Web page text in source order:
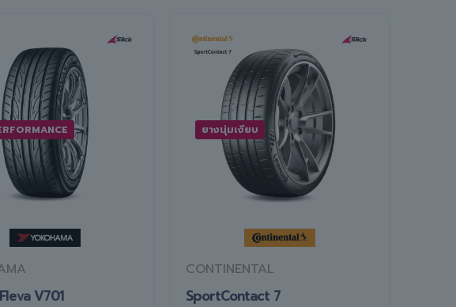
V701
ยางนุ่มเงียบ
CONTINENTAL
SportContact 7